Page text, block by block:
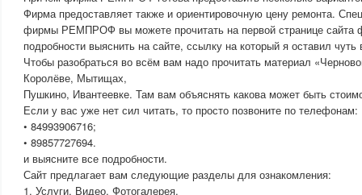
Фирма предоставляет также и ориентировочную цену ремонта.
фирмы РЕМПРОФ вы можете прочитать на первой странице
подробности выяснить на сайте, ссылку на который я оставил
Чтобы разобраться во всём вам надо прочитать материал
Королёве, Мытищах,
Пушкино, Ивантеевке. Там вам объяснять какова может быть
Если у вас уже нет сил читать, то просто позвоните по телефонам:
• 84993906716;
• 89857727694.
и выясните все подробности.
Сайт предлагает вам следующие разделы для ознакомления:
1. Услуги, Видео, Фотогалерея.